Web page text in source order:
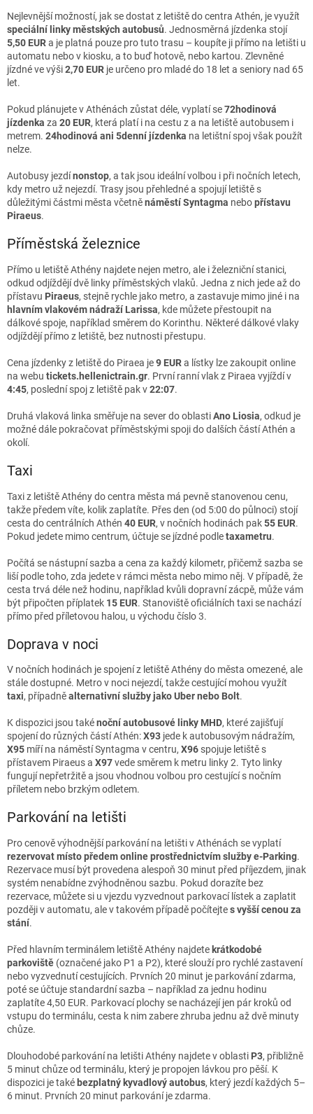
Nejlevnější možností, jak se dostat z letiště do centra Athén, je využít
speciální linky městských autobusů. Jednosměrná jízdenka stojí
5,50 EURa je platná pouze pro tuto trasu – koupíte ji přímo na letišti u
automatu nebo v kiosku, a to buď hotově, nebo kartou. Zlevněné
jízdné ve výši2,70 EUR je určeno pro mladé do 18 let a seniory nad 65
let.
Pokud plánujete v Athénách zůstat déle, vyplatí se72hodinová
jízdenka za 20 EUR, která platí i na cestu z a na letiště autobusem i
metrem. 24hodinová ani 5denní jízdenka na letištní spoj však použít
nelze.
Autobusy jezdínonstop, a tak jsou ideální volbou i při nočních letech,
kdy metro už nejezdí. Trasy jsou přehledné a spojují letiště s
důležitými částmi města včetněnáměstí Syntagma nebopřístavu
Piraeus.
Příměstská železnice
Přímo u letiště Athény najdete nejen metro, ale i železniční stanici,
odkud odjíždějí dvě linky příměstských vlaků. Jedna z nich jede až do
přístavu Piraeus, stejně rychle jako metro, a zastavuje mimo jiné i na
hlavním vlakovém nádraží Larissa, kde můžete přestoupit na
dálkové spoje, například směrem do Korinthu. Některé dálkové vlaky
odjíždějí přímo z letiště, bez nutnosti přestupu.
Cena jízdenky z letiště do Piraea je9 EURa lístky lze zakoupit online
na webu tickets.hellenictrain.gr. První ranní vlak z Piraea vyjíždí v
4:45, poslední spoj z letiště pak v22:07.
Druhá vlaková linka směřuje na sever do oblastiAno Liosia, odkud je
možné dále pokračovat příměstskými spoji do dalších částí Athén a
okolí.
Taxi
Taxi z letiště Athény do centra města má pevně stanovenou cenu,
takže předem víte, kolik zaplatíte. Přes den (od 5:00 do půlnoci) stojí
cesta do centrálních Athén 40 EUR, v nočních hodinách pak55 EUR.
Pokud jedete mimo centrum, účtuje se jízdné podletaxametru.
Počítá se nástupní sazba a cena za každý kilometr, přičemž sazba se
liší podle toho, zda jedete v rámci města nebo mimo něj. V případě, že
cesta trvá déle než hodinu, například kvůli dopravní zácpě, může vám
být připočten příplatek 15 EUR. Stanoviště oficiálních taxi se nachází
přímo před příletovou halou, u východu číslo 3.
Doprava v noci
V nočních hodinách je spojení z letiště Athény do města omezené, ale
stále dostupné. Metro v noci nejezdí, takže cestující mohou využít
taxi, případněalternativní služby jako Uber nebo Bolt.
K dispozici jsou takénoční autobusové linky MHD, které zajišťují
spojení do různých částí Athén:X93 jede k autobusovým nádražím,
X95 míří na náměstí Syntagma v centru, X96 spojuje letiště s
přístavem Piraeus a X97vede směrem k metru linky 2. Tyto linky
fungují nepřetržitě a jsou vhodnou volbou pro cestující s nočním
příletem nebo brzkým odletem.
Parkování na letišti
Pro cenově výhodnější parkování na letišti v Athénách se vyplatí
rezervovat místo předem online prostřednictvím služby e-Parking.
Rezervace musí být provedena alespoň 30 minut před příjezdem, jinak
systém nenabídne zvýhodněnou sazbu. Pokud dorazíte bez
rezervace, můžete si u vjezdu vyzvednout parkovací lístek a zaplatit
později v automatu, ale v takovém případě počítejtes vyšší cenou za
stání.
Před hlavním terminálem letiště Athény najdete krátkodobé
parkoviště (označené jako P1 a P2), které slouží pro rychlé zastavení
nebo vyzvednutí cestujících. Prvních 20 minut je parkování zdarma,
poté se účtuje standardní sazba – například za jednu hodinu
zaplatíte 4,50 EUR. Parkovací plochy se nacházejí jen pár kroků od
vstupu do terminálu, cesta k nim zabere zhruba jednu až dvě minuty
chůze.
Dlouhodobé parkování na letišti Athény najdete v oblasti P3, přibližně
5 minut chůze od terminálu, který je propojen lávkou pro pěší. K
dispozici je také bezplatný kyvadlový autobus, který jezdí každých 5–
6 minut. Prvních 20 minut parkování je zdarma.